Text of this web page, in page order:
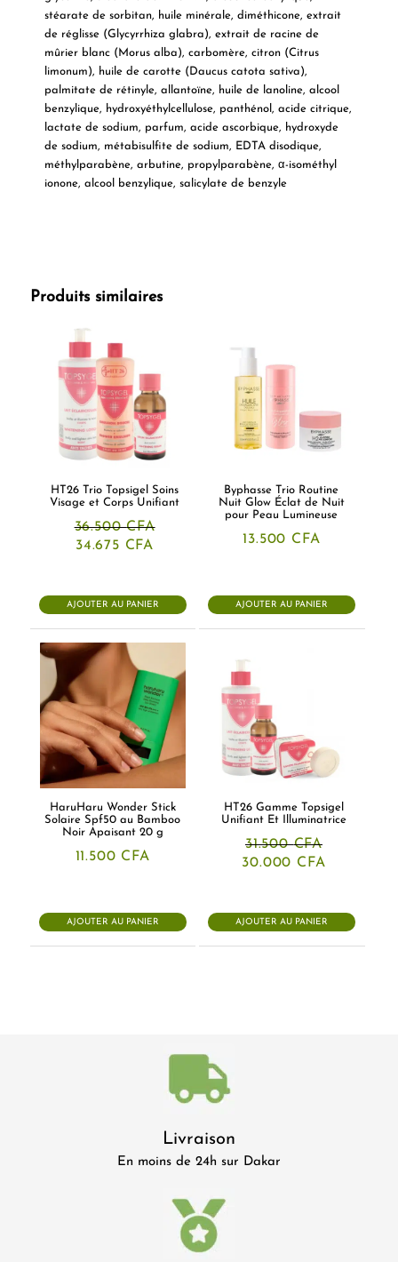
stéarate de sorbitan, huile minérale, diméthicone, extrait
de réglisse (Glycyrrhiza glabra), extrait de racine de
mûrier blanc (Morus alba), carbomère, citron (Citrus
limonum), huile de carotte (Daucus catota sativa),
palmitate de rétinyle, allantoïne, huile de lanoline, alcool
benzylique, hydroxyéthylcellulose, panthénol, acide citrique,
lactate de sodium, parfum, acide ascorbique, hydroxyde
de sodium, métabisulfite de sodium, EDTA disodique,
méthylparabène, arbutine, propylparabène, α-isométhyl
ionone, alcool benzylique, salicylate de benzyle
Produits similaires
HT26 Trio Topsigel Soins
Visage et Corps Unifiant
36.500CFA
Le
36.500 CFA.
34.675 CFA
34.675 CFA.
AJOUTER AU PANIER
Byphasse Trio Routine
Nuit Glow Éclat de Nuit
pour Peau Lumineuse
13.500 CFA
AJOUTER AU PANIER
HaruHaru Wonder Stick
Solaire Spf50 au Bamboo
Noir Apaisant 20 g
11.500 CFA
AJOUTER AU PANIER
HT26 Gamme Topsigel
Unifiant Et Illuminatrice
31.500CFA
Le
31.500 CFA.
30.000 CFA
30.000
AJOUTER AU PANIER
Livraison
En moins de 24h sur Dakar